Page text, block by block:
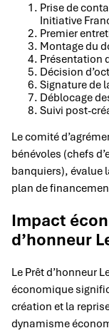
Prise de
Initiative
Premier
Montage du
Présentation
Décision
Signature de
Déblocage
Suivi post-
Le comité
bénévoles (chefs
banquiers), évalue
plan de
Impact
d’honneur
Le Prêt d’honneur
économique
création et la
dynamisme